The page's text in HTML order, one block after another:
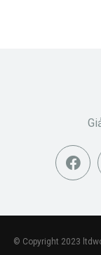
© Copyright 2023